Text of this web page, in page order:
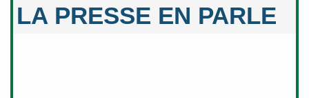
LA PRESSE EN PARLE